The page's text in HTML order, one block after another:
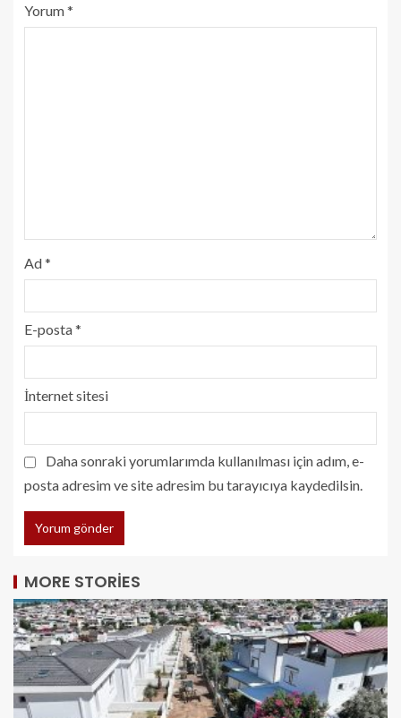
Yorum*
Ad*
E-posta*
İnternet sitesi
Daha sonraki yorumlarımda kullanılması için adım, e-
posta adresim ve site adresim bu tarayıcıya kaydedilsin.
MORE STORIES